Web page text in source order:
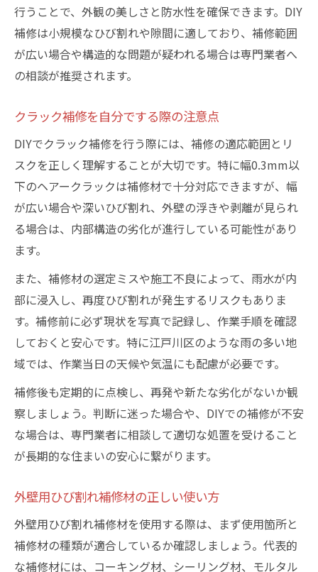
行うことで、外観の美しさと防水性を確保できます。DIY
補修は小規模なひび割れや隙間に適しており、補修範囲
が広い場合や構造的な問題が疑われる場合は専門業者へ
の相談が推奨されます。
クラック補修を自分でする際の注意点
DIYでクラック補修を行う際には、補修の適応範囲とリ
スクを正しく理解することが大切です。特に幅0.3mm以
下のヘアークラックは補修材で十分対応できますが、幅
が広い場合や深いひび割れ、外壁の浮きや剥離が見られ
る場合は、内部構造の劣化が進行している可能性があり
ます。
また、補修材の選定ミスや施工不良によって、雨水が内
部に浸入し、再度ひび割れが発生するリスクもありま
す。補修前に必ず現状を写真で記録し、作業手順を確認
しておくと安心です。特に江戸川区のような雨の多い地
域では、作業当日の天候や気温にも配慮が必要です。
補修後も定期的に点検し、再発や新たな劣化がないか観
察しましょう。判断に迷った場合や、DIYでの補修が不安
な場合は、専門業者に相談して適切な処置を受けること
が長期的な住まいの安心に繋がります。
外壁用ひび割れ補修材の正しい使い方
外壁用ひび割れ補修材を使用する際は、まず使用箇所と
補修材の種類が適合しているか確認しましょう。代表的
な補修材には、コーキング材、シーリング材、モルタル